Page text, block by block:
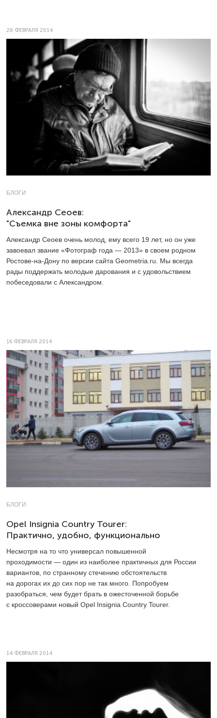
28 ФЕВРАЛЯ 2014
БЛОГИ
Александр Сеоев:
"Съемка вне зоны комфорта"
Александр Сеоев очень молод, ему всего 19 лет, но он уже
завоевал звание «Фотограф года — 2013» в своем родном
Ростове-на-Дону по версии сайта Geometria.ru. Мы всегда
рады поддержать молодые дарования и с удовольствием
побеседовали с Александром.
16 ФЕВРАЛЯ 2014
БЛОГИ
Opel Insignia Country Tourer:
Практично, удобно, функционально
Несмотря на то что универсал повышенной
проходимости — один из наиболее практичных для России
вариантов, по странному стечению обстоятельств
на дорогах их до сих пор не так много. Попробуем
разобраться, чем будет брать в ожесточенной борьбе
с кроссоверами новый Opel Insignia Country Tourer.
14 ФЕВРАЛЯ 2014